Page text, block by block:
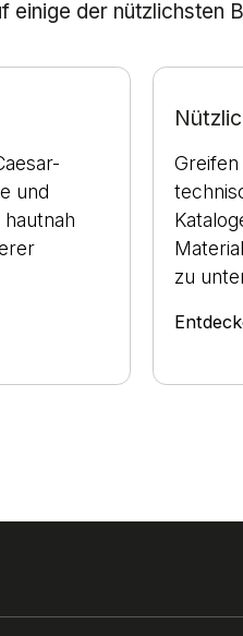
einige der nützlichsten
und
zu